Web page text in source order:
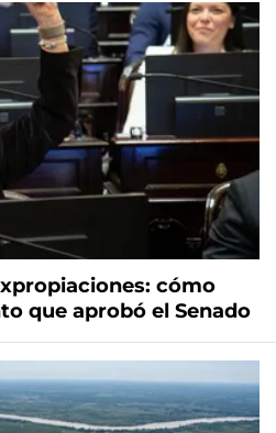
cómo
que aprobó el Senado